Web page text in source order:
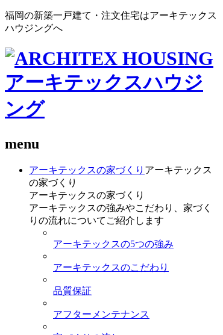
福岡の新築一戸建て・注文住宅はアーキテックス
ハウジングへ
menu
アーキテックスの家づくり アーキテックス
の家づくり
アーキテックスの家づくり
アーキテックスの強みやこだわり、家づく
りの流れについてご紹介します
アーキテックスの5つの強み
アーキテックスのこだわり
品質保証
アフターメンテナンス